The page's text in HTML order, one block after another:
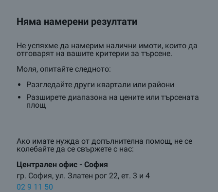
Няма намерени резултати
Не успяхме да намерим налични имоти, които да
отговарят на вашите критерии за търсене.
Моля, опитайте следното:
Разгледайте други квартали или райони
Разширете диапазона на цените или търсената
площ
Ако имате нужда от допълнителна помощ, не се
колебайте да се свържете с нас:
Централен oфис - София
гр. София, ул. Златен рог 22, ет. 3 и 4
02 9 11 50